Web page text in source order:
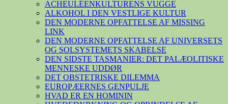
ACHEULÉENKULTURENS VUGGE
ALKOHOL I DEN VESTLIGE KULTUR
DEN MODERNE OPFATTELSE AF MISSING
LINK
DEN MODERNE OPFATTELSE AF UNIVERSETS
OG SOLSYSTEMETS SKABELSE
DEN SIDSTE TASMANIER: DET PALÆOLITISKE
MENNESKE UDDØR
DET OBSTETRISKE DILEMMA
EUROPÆERNES GENPULJE
HVAD ER EN HOMININ